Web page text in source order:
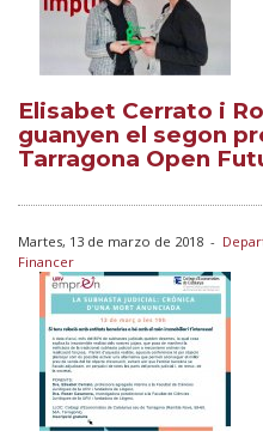
Elisabet Cerrato i
guanyen el segon
Tarragona Open
Martes, 13 de marzo de 2018 -
Financer